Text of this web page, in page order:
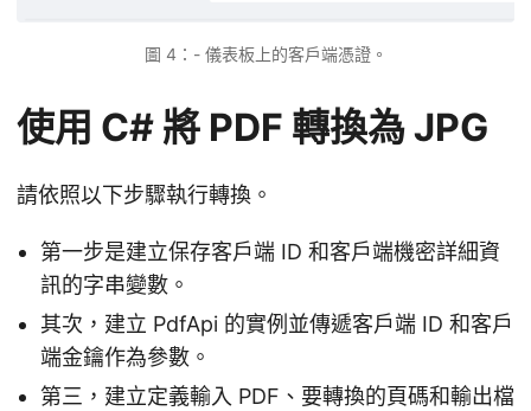
圖 4：- 儀表板上的客戶端憑證。
使用 C# 將 PDF 轉換為 JPG
請依照以下步驟執行轉換。
第一步是建立保存客戶端 ID 和客戶端機密詳細資
訊的字串變數。
其次，建立 PdfApi 的實例並傳遞客戶端 ID 和客戶
端金鑰作為參數。
第三，建立定義輸入 PDF、要轉換的頁碼和輸出檔